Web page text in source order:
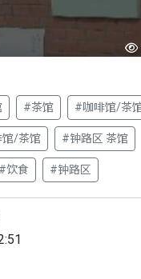
#茶馆 #咖啡馆/茶
馆/茶馆 #钟路区 茶馆
#饮食 #钟路区